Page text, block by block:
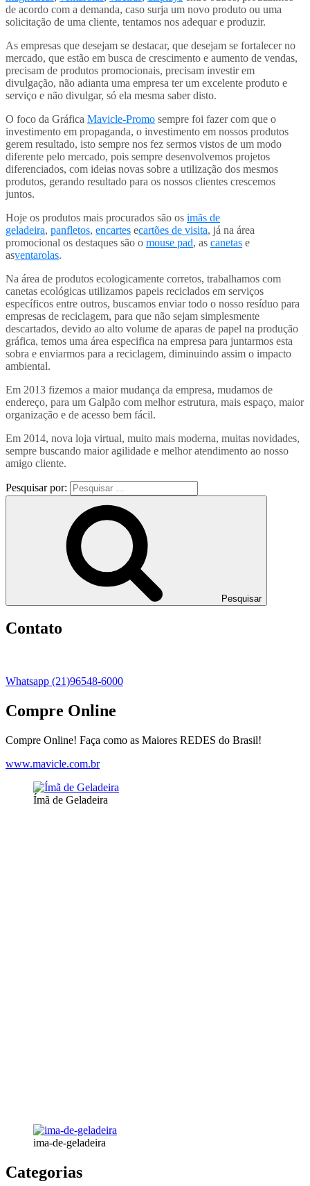
de acordo com a demanda, caso surja um novo produto ou uma
solicitação de uma cliente, tentamos nos adequar e produzir.
As empresas que desejam se destacar, que desejam se fortalecer no
mercado, que estão em busca de crescimento e aumento de vendas,
precisam de produtos promocionais, precisam investir em
divulgação, não adianta uma empresa ter um excelente produto e
serviço e não divulgar, só ela mesma saber disto.
O foco da Gráfica Mavicle-Promo sempre foi fazer com que o
investimento em propaganda, o investimento em nossos produtos
gerem resultado, isto sempre nos fez sermos vistos de um modo
diferente pelo mercado, pois sempre desenvolvemos projetos
diferenciados, com ideias novas sobre a utilização dos mesmos
produtos, gerando resultado para os nossos clientes crescemos
juntos.
Hoje os produtos mais procurados são os imãs de
geladeira, panfletos, encartes ecartões de visita, já na área
promocional os destaques são o mouse pad, as canetas e
asventarolas.
Na área de produtos ecologicamente corretos, trabalhamos com
canetas ecológicas utilizamos papeis reciclados em serviços
específicos entre outros, buscamos enviar todo o nosso resíduo para
empresas de reciclagem, para que não sejam simplesmente
descartados, devido ao alto volume de aparas de papel na produção
gráfica, temos uma área especifica na empresa para juntarmos esta
sobra e enviarmos para a reciclagem, diminuindo assim o impacto
ambiental.
Em 2013 fizemos a maior mudança da empresa, mudamos de
endereço, para um Galpão com melhor estrutura, mais espaço, maior
organização e de acesso bem fácil.
Em 2014, nova loja virtual, muito mais moderna, muitas novidades,
sempre buscando maior agilidade e melhor atendimento ao nosso
amigo cliente.
Pesquisar por:
Pesquisar
Contato
Whatsapp (21)96548-6000
Compre Online
Compre Online! Faça como as Maiores REDES do Brasil!
www.mavicle.com.br
Ímã de Geladeira
ima-de-geladeira
Categorias